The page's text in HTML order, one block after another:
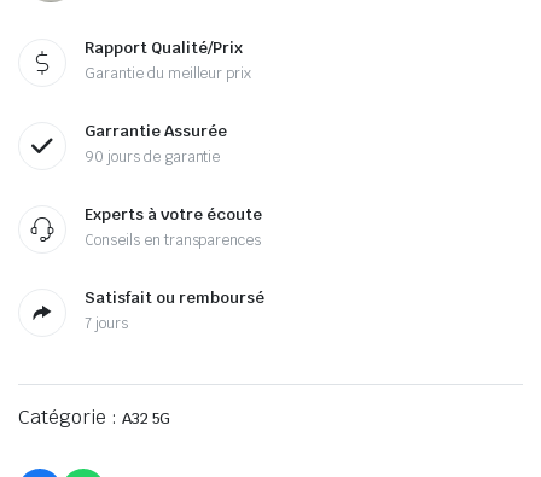
Rapport Qualité/Prix
Garantie du meilleur prix
Garrantie Assurée
90 jours de garantie
Experts à votre écoute
Conseils en transparences
Satisfait ou remboursé
7 jours
Catégorie : A32 5G